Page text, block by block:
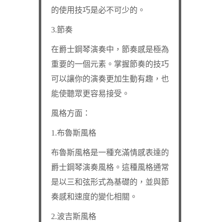
的使用技巧是必不可少的。
3.節奏
在爵士鋼琴演奏中，節奏感是極為
重要的一個元素。掌握節奏的技巧
可以讓你的演奏更加生動有趣，也
能使聽眾更容易接受。
風格方面：
1.布魯斯風格
布魯斯風格是一種充滿情感表達的
爵士鋼琴演奏風格。這種風格通常
是以三和弦形式為基礎的，並與節
奏感和速度的變化相關。
2.波吉斯風格